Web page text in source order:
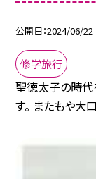
公開日 2024/06/22
修学旅行
聖徳太子の時代
す。 またもや大